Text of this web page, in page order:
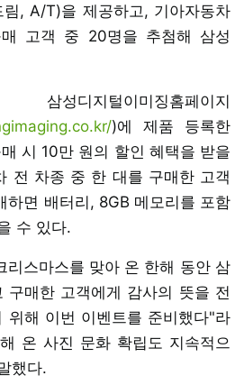
, A/T)을 제공하고, 기아자동차
고객 중 20명을 추첨해 삼성
털이미징홈페이지
)에 제품 등록한
시 10만 원의 할인 혜택을 받을
전 차종 중 한 대를 구매한 고객
하면 배터리, 8GB 메모리를 포함
수 있다.
리스마스를 맞아 온 한해 동안 삼
구매한 고객에게 감사의 뜻을 전
위해 이번 이벤트를 준비했다"라
온 사진 문화 확립도 지속적으
했다.